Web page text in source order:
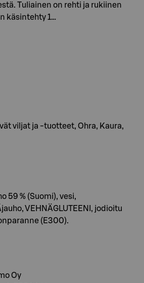
Tuliainen on rehti ja rukiinen
käsintehty 1…
viljat ja -tuotteet, Ohra, Kaura,
59 % (Suomi), vesi,
VEHNÄGLUTEENI, jodioitu
(E300).
Oy